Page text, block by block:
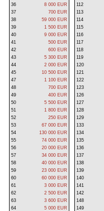
36
8 000 EUR
37
700 EUR
38
59 000 EUR
39
1 500 EUR
40
9 000 EUR
41
500 EUR
42
600 EUR
43
5 300 EUR
44
2 000 EUR
45
10 500 EUR
47
1 100 EUR
48
700 EUR
49
400 EUR
50
5 500 EUR
51
1 800 EUR
52
250 EUR
53
67 000 EUR
54
130 000 EUR
55
74 000 EUR
56
20 000 EUR
57
34 000 EUR
58
40 000 EUR
59
23 000 EUR
60
60 000 EUR
61
3 000 EUR
62
2 500 EUR
63
3 600 EUR
64
5 000 EUR
112
113
114
115
116
117
118
119
120
121
122
123
126
127
128
129
133
134
135
136
137
138
139
140
141
142
148
149